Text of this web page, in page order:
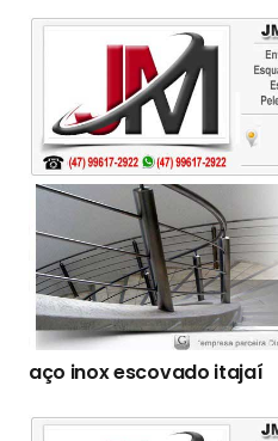
aço inox escovado itajaí